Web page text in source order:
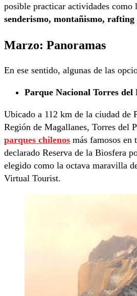
posible practicar actividades como
senderismo, montañismo,
Marzo: Panoramas
En ese sentido, algunas de las
Parque Nacional Torres del
Ubicado a 112 km de la ciudad de
Región de Magallanes, Torres del
parques chilenos más famosos en
declarado Reserva de la Biosfera
elegido como la octava maravilla
Virtual Tourist.